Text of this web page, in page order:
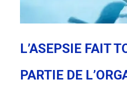
L’ASEPSIE FAIT
PARTIE DE